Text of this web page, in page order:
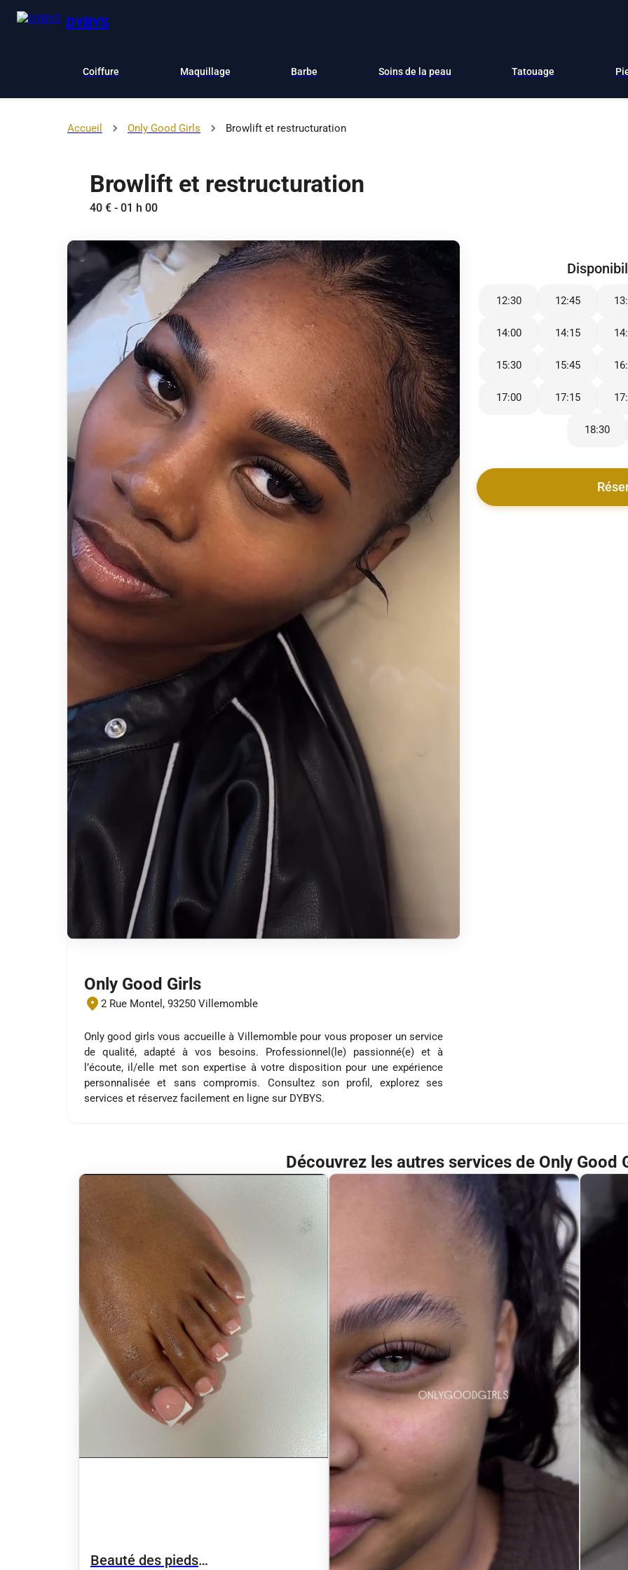
DYBYS
Coiffure Maquillage Barbe Soins de la peau Tatouage
Accueil Only Good Girls Browlift et restructuration
Browlift et restructuration
40 € - 01 h 00
Only Good Girls
2 Rue Montel, 93250 Villemomble
Only good girls vous accueille à Villemomble pour vous proposer un service
de qualité, adapté à vos besoins. Professionnel(le) passionné(e) et à
l’écoute, il/elle met son expertise à votre disposition pour une expérience
personnalisée et sans compromis. Consultez son profil, explorez ses
services et réservez facilement en ligne sur DYBYS.
12:30 12:45
14:00 14:15
15:30 15:45
17:00 17:15
18:30
Découvrez les autres services de Only Good
Beauté des pieds